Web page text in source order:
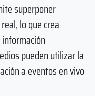
superponer
lo que crea
pueden utilizar la
a eventos en vivo